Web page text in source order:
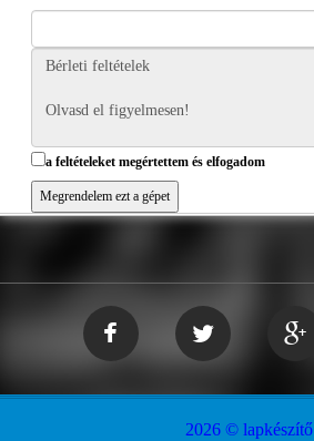
a feltételeket megértettem és elfogadom
2026 © lapkészítő